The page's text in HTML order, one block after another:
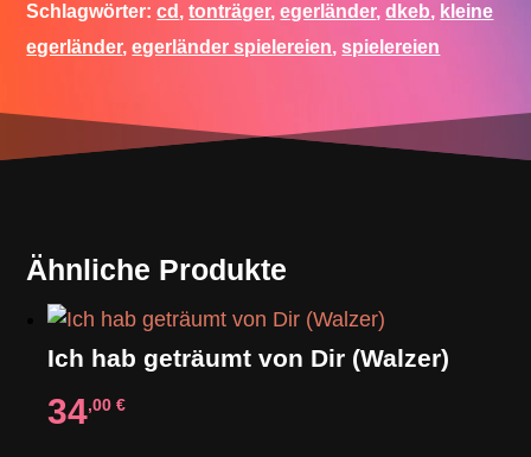
Schlagwörter:cd ,tonträger,egerländer,dkeb, kleine
egerländer,egerländer spielereien,spielereien
Ähnliche Produkte
Ich hab geträumt von Dir (Walzer)
34,00€